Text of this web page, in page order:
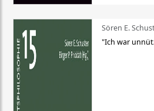
Sören E.
"Ich war